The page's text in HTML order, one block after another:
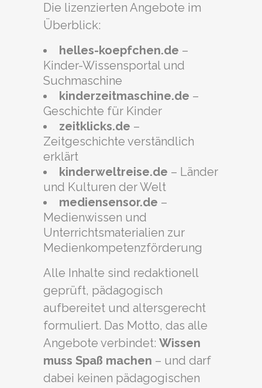
Die lizenzierten Angebote im
Überblick:
helles-koepfchen.de –
Kinder-Wissensportal und
Suchmaschine
kinderzeitmaschine.de –
Geschichte für Kinder
zeitklicks.de –
Zeitgeschichte verständlich
erklärt
kinderweltreise.de – Länder
und Kulturen der Welt
mediensensor.de –
Medienwissen und
Unterrichtsmaterialien zur
Medienkompetenzförderung
Alle Inhalte sind redaktionell
geprüft, pädagogisch
aufbereitet und altersgerecht
formuliert. Das Motto, das alle
Angebote verbindet: Wissen
muss Spaß machen – und darf
dabei keinen pädagogischen